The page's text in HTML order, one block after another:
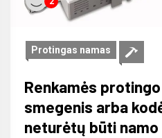
Protingas namas
Renkamės
smegenis arba
neturėtų būti namo